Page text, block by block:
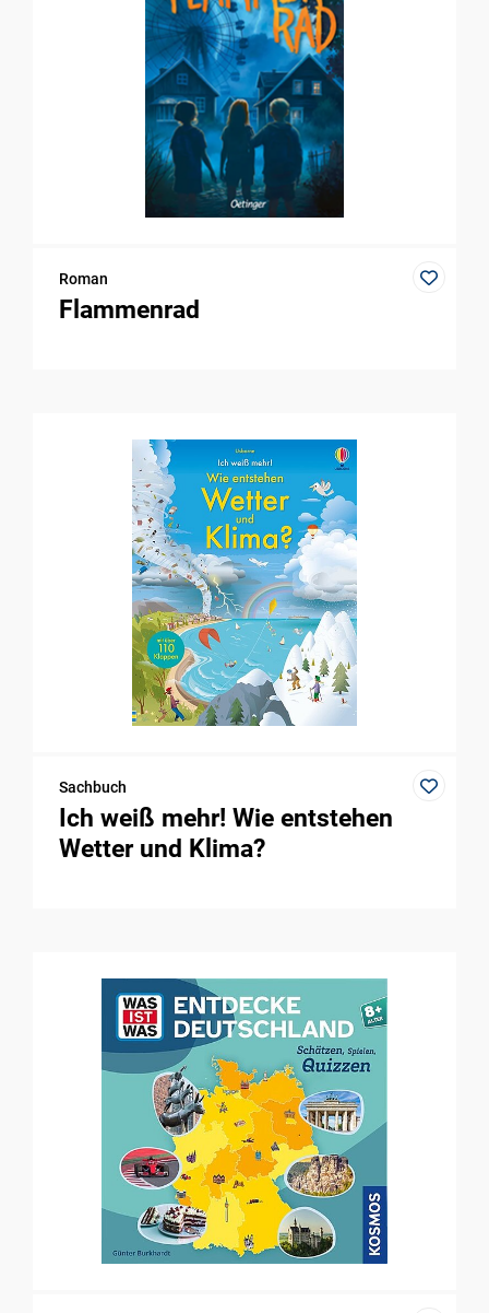
Roman
Flammenrad
Sachbuch
Ich weiß mehr! Wie entstehen
Wetter und Klima?